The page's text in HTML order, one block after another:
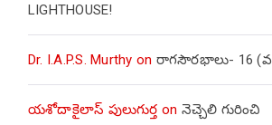
LIGHTHOUSE!
Dr. I.A.P.S. Murthy on రాగసౌరభాలు- 16
యశోదాకైలాస్ పులుగుర్త on నెచ్చెలి గురించి